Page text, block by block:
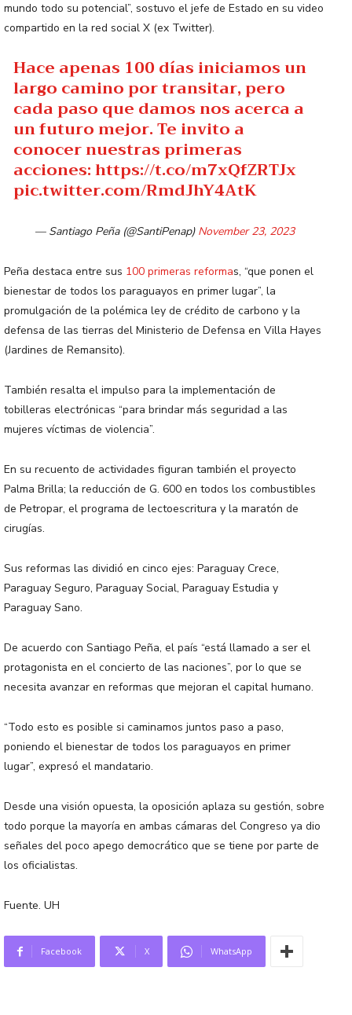
mundo todo su potencial”, sostuvo el jefe de Estado en su video
compartido en la red social X (ex Twitter).
Hace apenas 100 días iniciamos un
largo camino por transitar, pero
cada paso que damos nos acerca a
un futuro mejor. Te invito a
conocer nuestras primeras
acciones:https://t.co/m7xQfZRTJx
pic.twitter.com/RmdJhY4AtK
— Santiago Peña (@SantiPenap) November 23, 2023
Peña destaca entre sus 100 primeras reformas, “que ponen el
bienestar de todos los paraguayos en primer lugar”, la
promulgación de la polémica ley de crédito de carbono y la
defensa de las tierras del Ministerio de Defensa en Villa Hayes
(Jardines de Remansito).
También resalta el impulso para la implementación de
tobilleras electrónicas “para brindar más seguridad a las
mujeres víctimas de violencia”.
En su recuento de actividades figuran también el proyecto
Palma Brilla; la reducción de G. 600 en todos los combustibles
de Petropar, el programa de lectoescritura y la maratón de
cirugías.
Sus reformas las dividió en cinco ejes: Paraguay Crece,
Paraguay Seguro, Paraguay Social, Paraguay Estudia y
Paraguay Sano.
De acuerdo con Santiago Peña, el país “está llamado a ser el
protagonista en el concierto de las naciones”, por lo que se
necesita avanzar en reformas que mejoran el capital humano.
“Todo esto es posible si caminamos juntos paso a paso,
poniendo el bienestar de todos los paraguayos en primer
lugar”, expresó el mandatario.
Desde una visión opuesta, la oposición aplaza su gestión, sobre
todo porque la mayoría en ambas cámaras del Congreso ya dio
señales del poco apego democrático que se tiene por parte de
los oficialistas.
Fuente. UH
Facebook X WhatsApp